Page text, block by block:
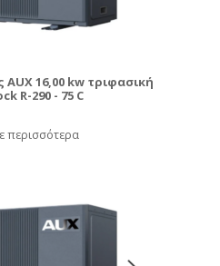
16,00 kw τριφασική
R-290 - 75 C
περισσότερα